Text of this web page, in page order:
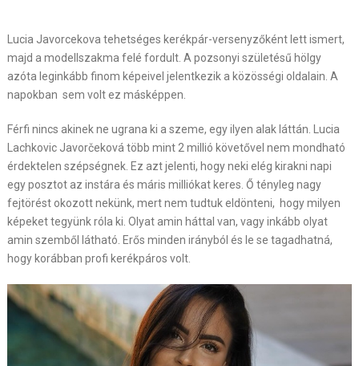
Lucia Javorcekova tehetséges kerékpár-versenyzőként lett ismert,
majd a modellszakma felé fordult. A pozsonyi születésű hölgy
azóta leginkább finom képeivel jelentkezik a közösségi oldalain. A
napokban sem volt ez másképpen.
Férfi nincs akinek ne ugrana ki a szeme, egy ilyen alak láttán. Lucia
Lachkovic Javorčeková több mint 2 millió követővel nem mondható
érdektelen szépségnek. Ez azt jelenti, hogy neki elég kirakni napi
egy posztot az instára és máris milliókat keres. Ő tényleg nagy
fejtörést okozott nekünk, mert nem tudtuk eldönteni, hogy milyen
képeket tegyünk róla ki. Olyat amin háttal van, vagy inkább olyat
amin szemből látható. Erős minden irányból és le se tagadhatná,
hogy korábban profi kerékpáros volt.